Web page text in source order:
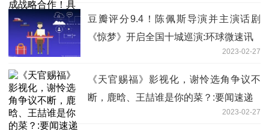
豆瓣评分9.4！陈佩斯导演并主演话剧
《惊梦》开启全国十城巡演:环球微速讯
2023-02-27
《天官赐福》影视化，谢怜选角争议不
断，鹿晗、王喆谁是你的菜？:要闻速递
2023-02-27